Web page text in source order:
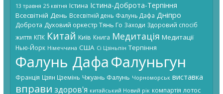
13 травня 25 квітня Істина Істина-Доброта-Терпіння
Всесвітній День Всесвітній день Фалунь Дафа Дніпро
Доброта Духовий оркестр Тянь Го Заходи Здоровий спосіб
життя КПК Китай Київ Книга Медитація Медитації
Нью-Йорк Німеччина США Сі Цзіньпін Терпіння
Фалунь ДафаФалуньгун
Франція Цзян Цземінь Чжуань Фалунь Чорноморськ виставка
вправи здоров'я китайський Новий рік компартія лотос